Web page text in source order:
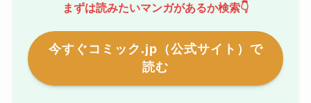
まずは読みたいマンガがあるか検索👇
今すぐコミック.jp（公式サイト）で
読む